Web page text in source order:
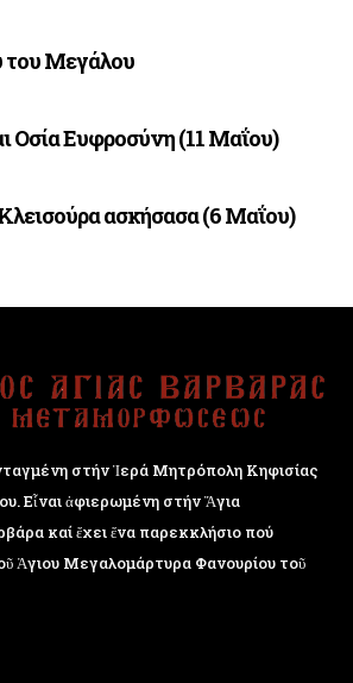
του Μεγάλου
Οσία Ευφροσύνη (11 Μαΐου)
ασκήσασα (6 Μαΐου)
στήν Ἱερά Μητρόπολη Κηφισίας
Εἶναι ἀφιερωμένη στήν Ἅγια
καί ἔχει ἕνα παρεκκλήσιο πού
Ἁγιου Μεγαλομάρτυρα Φανουρίου τοῦ